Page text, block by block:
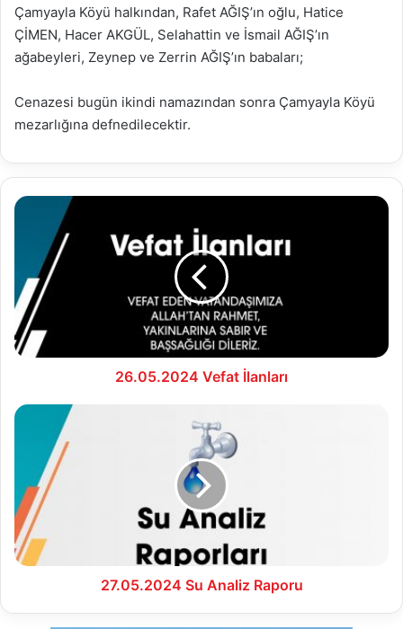
Çamyayla Köyü halkından, Rafet AĞIŞ’ın oğlu, Hatice
ÇİMEN, Hacer AKGÜL, Selahattin ve İsmail AĞIŞ’ın
ağabeyleri, Zeynep ve Zerrin AĞIŞ’ın babaları;
Cenazesi bugün ikindi namazından sonra Çamyayla Köyü
mezarlığına defnedilecektir.
26.05.2024
26.05.2024 Vefat İlanları
27.05.2024
Raporu
27.05.2024 Su Analiz Raporu